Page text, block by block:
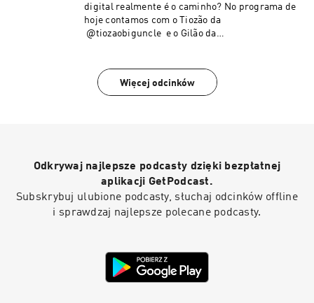
digital realmente é o caminho? No programa de
hoje contamos com o Tiozão da
@tiozaobiguncle e o Gilão da
incerto.Vem que hoje a resenha tá incrível!⚡
Więcej odcinków
Odkrywaj najlepsze podcasty dzięki bezpłatnej
aplikacji GetPodcast.
Subskrybuj ulubione podcasty, słuchaj odcinków offline
i sprawdzaj najlepsze polecane podcasty.